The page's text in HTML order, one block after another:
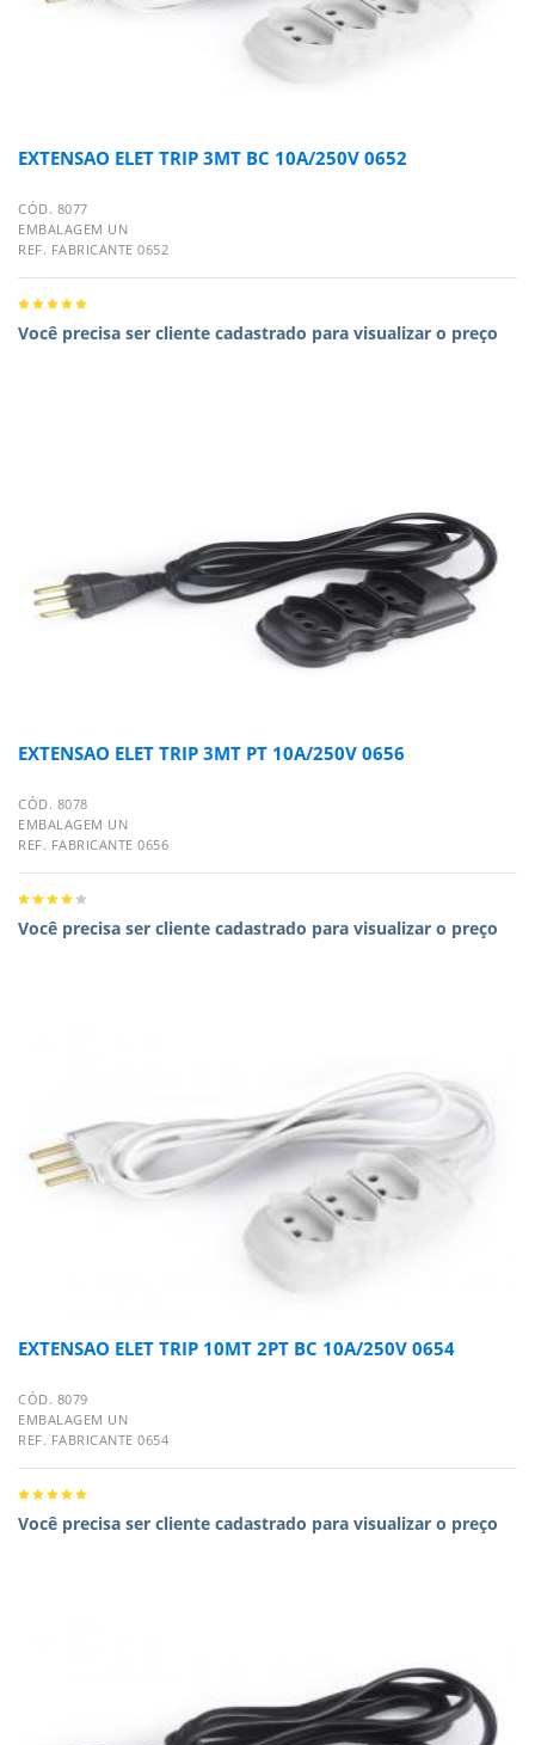
EXTENSAO ELET TRIP 3MT BC 10A/250V 0652
CÓD. 8077
EMBALAGEM UN
REF. FABRICANTE 0652
Você precisa ser cliente cadastrado para visualizar o preço
EXTENSAO ELET TRIP 3MT PT 10A/250V 0656
CÓD. 8078
EMBALAGEM UN
REF. FABRICANTE 0656
Você precisa ser cliente cadastrado para visualizar o preço
EXTENSAO ELET TRIP 10MT 2PT BC 10A/250V 0654
CÓD. 8079
EMBALAGEM UN
REF. FABRICANTE 0654
Você precisa ser cliente cadastrado para visualizar o preço